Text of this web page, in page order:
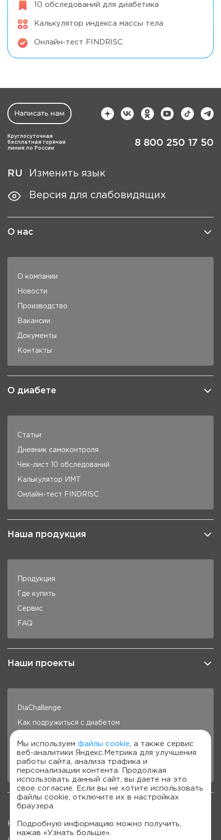
10 обследований для диабетика
Калькулятор индекса массы тела
Онлайн-тест FINDRISC
Написать нам
Круглосуточная
бесплатная горячая
линия по России
8 800 250 17 50
RU Изменить язык
Версия для слабовидящих
О нас
О компании
Новости
Производство
Вакансии
Документы
Контакты
О диабете
Статьи
Дневник самоконтроля
Чек-лист 10 обследований
Калькулятор ИМТ
Онлайн-тест FINDRISC
Наша продукция
Продукция
Где купить
Сервис
FAQ
Наши проекты
DiaChallenge
Как подружиться с диабетом
Готовим с Сателлит
Стань лучше с Сателлит
Карта сайта
Мы используем файлы cookie , а также сервис
веб-аналитики Яндекс.Метрика для улучшения
работы сайта, анализа трафика и
персонализации контента. Продолжая
использовать данный сайт, вы даете на это
свое согласие. Если вы не хотите использовать
файлы cookie, отключите их в настройках
браузера.
Подробную информацию можно получить,
нажав «Узнать больше».